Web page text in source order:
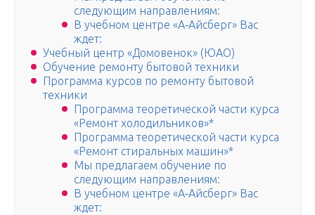
следующим направлениям:
В учебном центре «А‑Айсберг» Вас
ждет:
Учебный центр «Домовенок» (ЮАО)
Обучение ремонту бытовой техники
Программа курсов по ремонту бытовой
техники
Программа теоретической части курса
«Ремонт холодильников»*
Программа теоретической части курса
«Ремонт стиральных машин»*
Мы предлагаем обучение по
следующим направлениям:
В учебном центре «А‑Айсберг» Вас
ждет: